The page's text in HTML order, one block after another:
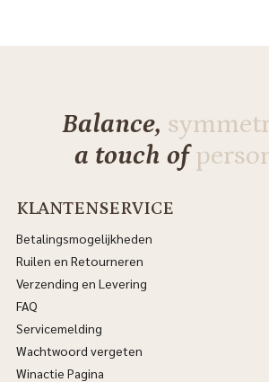
Balance,
a touch of
KLANTENSERVICE
Betalingsmogelijkheden
Ruilen en Retourneren
Verzending en Levering
FAQ
Servicemelding
Wachtwoord vergeten
Winactie Pagina